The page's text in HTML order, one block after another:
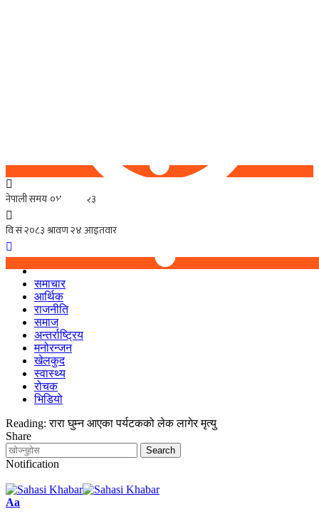
समाचार
आर्थिक
राजनीति
समाज
अन्तर्राष्ट्रिय
मनोरन्जन
खेलकुद
स्वास्थ्य
रोचक
भिडियो
Reading: रारा घुम्न आएका पर्यटकको लेक लागेर मृत्यु
Share
Notification
Font
Aa